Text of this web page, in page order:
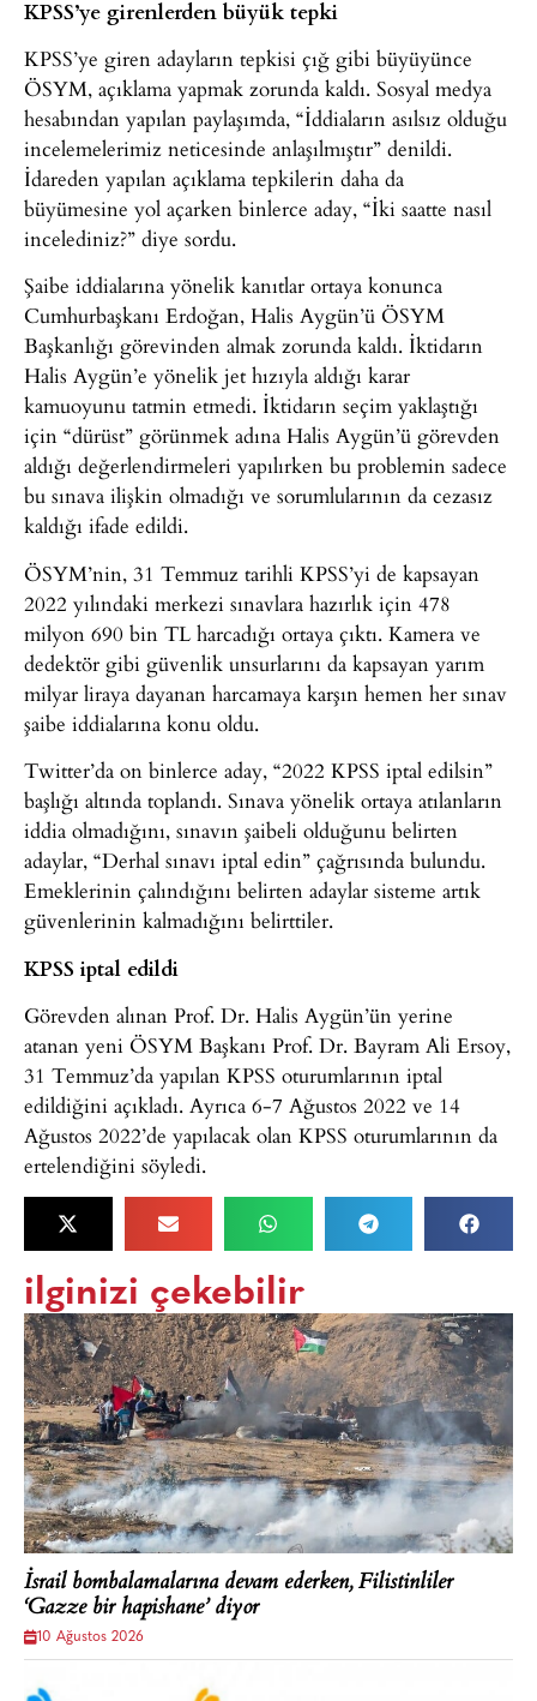
KPSS’ye girenlerden büyük tepki
KPSS’ye giren adayların tepkisi çığ gibi büyüyünce
ÖSYM, açıklama yapmak zorunda kaldı. Sosyal medya
hesabından yapılan paylaşımda, “İddiaların asılsız olduğu
incelemelerimiz neticesinde anlaşılmıştır” denildi.
İdareden yapılan açıklama tepkilerin daha da
büyümesine yol açarken binlerce aday, “İki saatte nasıl
incelediniz?” diye sordu.
Şaibe iddialarına yönelik kanıtlar ortaya konunca
Cumhurbaşkanı Erdoğan, Halis Aygün’ü ÖSYM
Başkanlığı görevinden almak zorunda kaldı. İktidarın
Halis Aygün’e yönelik jet hızıyla aldığı karar
kamuoyunu tatmin etmedi. İktidarın seçim yaklaştığı
için “dürüst” görünmek adına Halis Aygün’ü görevden
aldığı değerlendirmeleri yapılırken bu problemin sadece
bu sınava ilişkin olmadığı ve sorumlularının da cezasız
kaldığı ifade edildi.
ÖSYM’nin, 31 Temmuz tarihli KPSS’yi de kapsayan
2022 yılındaki merkezi sınavlara hazırlık için 478
milyon 690 bin TL harcadığı ortaya çıktı. Kamera ve
dedektör gibi güvenlik unsurlarını da kapsayan yarım
milyar liraya dayanan harcamaya karşın hemen her sınav
şaibe iddialarına konu oldu.
Twitter’da on binlerce aday, “2022 KPSS iptal edilsin”
başlığı altında toplandı. Sınava yönelik ortaya atılanların
iddia olmadığını, sınavın şaibeli olduğunu belirten
adaylar, “Derhal sınavı iptal edin” çağrısında bulundu.
Emeklerinin çalındığını belirten adaylar sisteme artık
güvenlerinin kalmadığını belirttiler.
KPSS iptal edildi
Görevden alınan Prof. Dr. Halis Aygün’ün yerine
atanan yeni ÖSYM Başkanı Prof. Dr. Bayram Ali Ersoy,
31 Temmuz’da yapılan KPSS oturumlarının iptal
edildiğini açıkladı. Ayrıca 6-7 Ağustos 2022 ve 14
Ağustos 2022’de yapılacak olan KPSS oturumlarının da
ertelendiğini söyledi.
ilginizi çekebilir
İsrail bombalamalarına devam ederken, Filistinliler
‘Gazze bir hapishane’ diyor
10 Ağustos 2026